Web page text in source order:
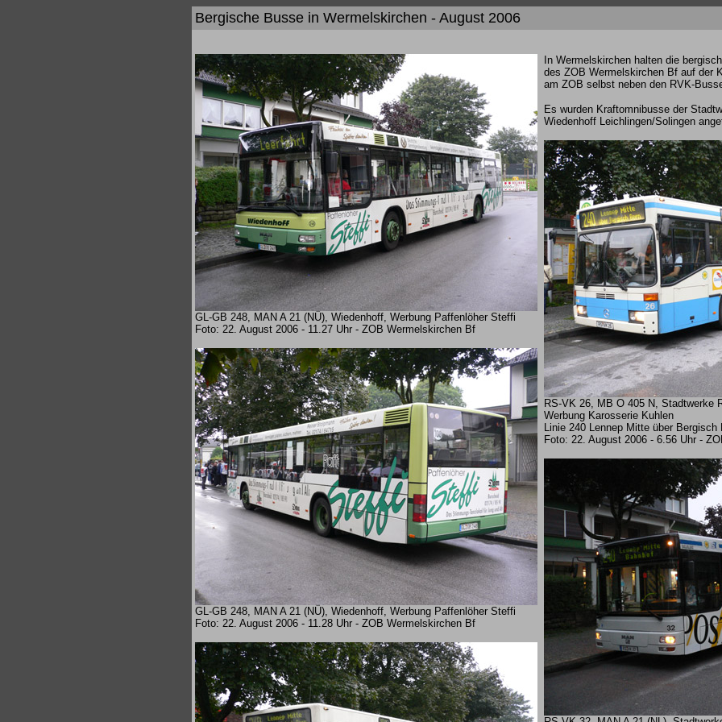
Bergische Busse in Wermelskirchen - August 2006
GL-GB 248, MAN A 21 (NÜ), Wiedenhoff, Werbung Paffenlöher Steffi
Foto: 22. August 2006 - 11.27 Uhr - ZOB Wermelskirchen Bf
GL-GB 248, MAN A 21 (NÜ), Wiedenhoff, Werbung Paffenlöher Steffi
Foto: 22. August 2006 - 11.28 Uhr - ZOB Wermelskirchen Bf
In Wermelskirchen halten die
des ZOB Wermelskirchen Bf auf der
am ZOB selbst neben den RVK-
Es wurden Kraftomnibusse der
Wiedenhoff Leichlingen/Solingen
RS-VK 26, MB O 405 N, Stadtwerke
Werbung Karosserie Kuhlen
Linie 240 Lennep Mitte über Bergisch
Foto: 22. August 2006 - 6.56 Uhr -